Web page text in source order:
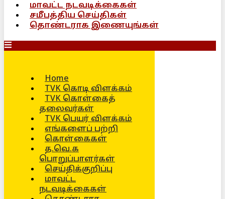
மாவட்ட நடவடிக்கைகள்
சமீபத்திய செய்திகள்
தொண்டராக இணையுங்கள்
Home
TVK கொடி விளக்கம்
TVK கொள்கைத்
தலைவர்கள்
TVK பெயர் விளக்கம்
எங்களைப் பற்றி
கொள்கைகள்
த.வெ.க
பொறுப்பாளர்கள்
செய்திக்குறிப்பு
மாவட்ட
நடவடிக்கைகள்